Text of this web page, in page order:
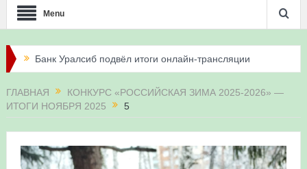
Menu
Банк Уралсиб подвёл итоги онлайн-трансляции
жизни сапсанов в Уфе в 2026 году
Итоги акции «Соловьиные вечера-2026» в
Три птенца сапсанов Уралсиба получили имена и
ГЛАВНАЯ
КОНКУРС «РОССИЙСКАЯ ЗИМА 2025-2026» —
ИТОГИ НОЯБРЯ 2025
5